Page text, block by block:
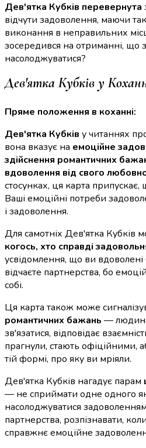
Дев'ятка Кубків перевернута
відчути задоволення, маючи
виконання в неправильних
зосередився на отриманні, що
насолоджуватися?
Дев'ятка Кубків у
Пряме положення в коханні:
Дев'ятка Кубків у читаннях
вона вказує на емоційне
здійснення романтичних
вдоволення від свого
стосунках, ця карта припускає,
Ваші емоційні потреби
і задоволення.
Для самотніх Дев'ятка Кубків
когось, хто справді
усвідомлення, що ви
відчаєте партнерства, бо
собі.
Ця карта також може
романтичних бажань —
зв'язатися, відповідає
прагнули, стають офіційними,
тій формі, про яку ви мріяли.
Дев'ятка Кубків нагадує парам
— не сприймати одне одного
насолоджуватися
партнерства, розпізнавати,
справжнє емоційне